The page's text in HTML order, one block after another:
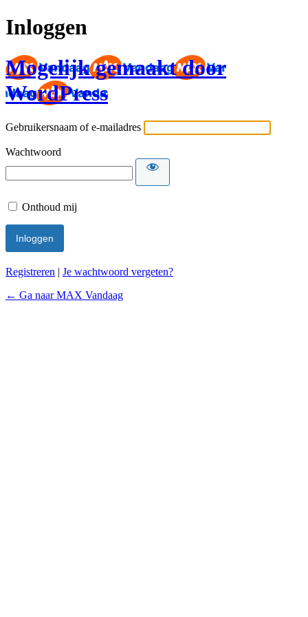
Inloggen
Mogelijk gemaakt door
WordPress
Gebruikersnaam of e-mailadres
Wachtwoord
Onthoud mij
Registreren | Je wachtwoord vergeten?
← Ga naar MAX Vandaag